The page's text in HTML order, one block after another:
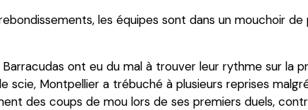
les équipes sont dans un mouchoir
ont eu du mal à trouver leur rythme sur la
scie, Montpellier a trébuché à plusieurs reprises
des coups de mou lors de ses premiers duels,